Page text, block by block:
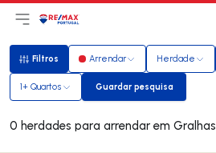
Abri menu principal
LogoIr para página inicial
Filtros
Filtros Arrendar Herdade
1+ Quartos Guardar pesquisa
Guardar pesquisa
0 herdades para arrendar em Gralhas